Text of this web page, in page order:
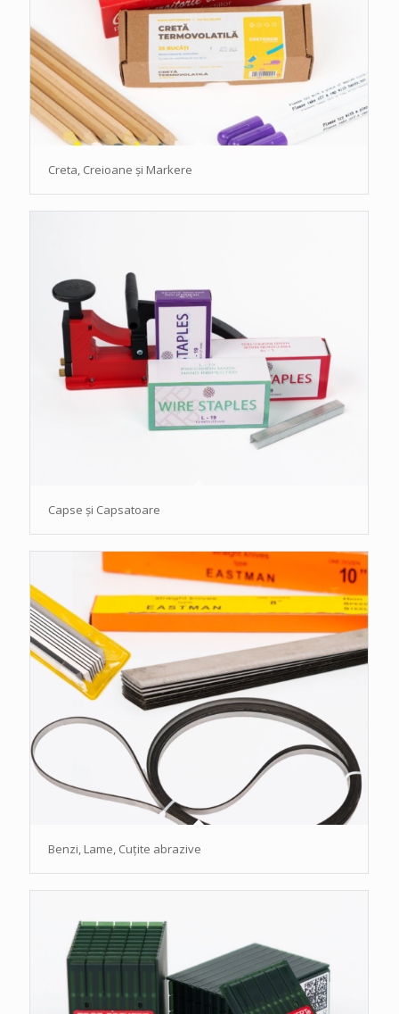
Creta, Creioane și Markere
Capse și Capsatoare
Benzi, Lame, Cuțite abrazive